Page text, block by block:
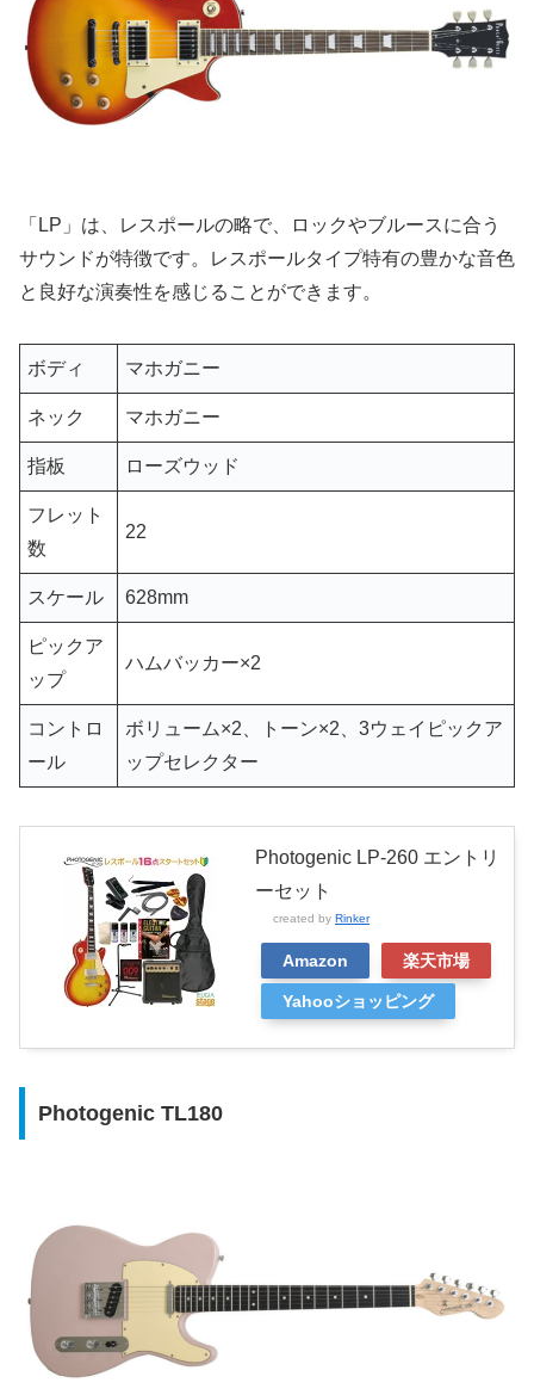
「LP」は、レスポールの略で、ロックやブルースに合う
サウンドが特徴です。レスポールタイプ特有の豊かな音色
と良好な演奏性を感じることができます。
ボディ マホガニー
ネック マホガニー
指板 ローズウッド
フレット
数
22
スケール 628mm
ピックア
ップ
ハムバッカー×2
コントロ
ール
ボリューム×2、トーン×2、3ウェイピックア
ップセレクター
Photogenic LP-260 エントリ
ーセット
created by Rinker
Amazon 楽天市場
Yahooショッピング
Photogenic TL180